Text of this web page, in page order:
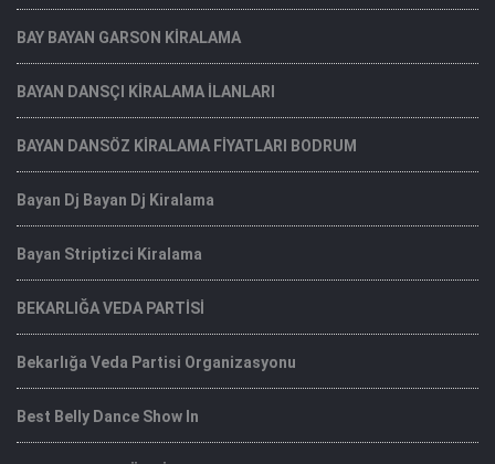
BAY BAYAN GARSON KİRALAMA
BAYAN DANSÇI KİRALAMA İLANLARI
BAYAN DANSÖZ KİRALAMA FİYATLARI BODRUM
Bayan Dj Bayan Dj Kiralama
Bayan Striptizci Kiralama
BEKARLIĞA VEDA PARTİSİ
Bekarlığa Veda Partisi Organizasyonu
Best Belly Dance Show In